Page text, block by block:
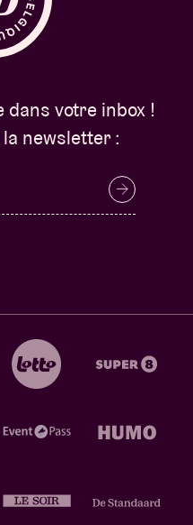
dans votre inbox !
newsletter :